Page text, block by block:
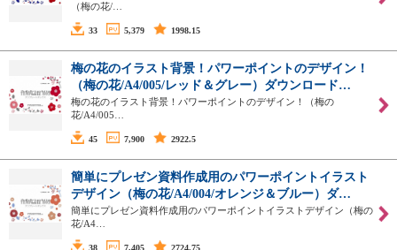
（梅の花/…
33 5,379 1998.15
梅の花のイラスト背景！パワーポイントのデザイン！
（梅の花/A4/005/レッド＆グレー）ダウンロード…
梅の花のイラスト背景！パワーポイントのデザイン！（梅の
花/A4/005…
45 7,900 2922.5
簡単にプレゼン資料作成用のパワーポイントイラスト
デザイン（梅の花/A4/004/オレンジ＆ブルー）ダ…
簡単にプレゼン資料作成用のパワーポイントイラストデザイン（梅の
花/A4…
38 7,405 2724.75